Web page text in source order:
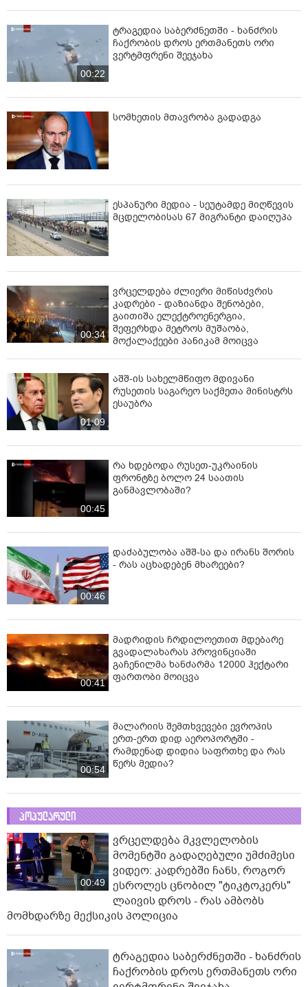
00:22
ტრაგედია საბერძნეთში - ხანძრის
ჩაქრობის დროს ერთმანეთს ორი
ვერტმფრენი შეეჯახა
სომხეთის მთავრობა გადადგა
ესპანური მედია - სეუტამდე მიღწევის
მცდელობისას 67 მიგრანტი დაიღუპა
00:34
ვრცელდება ძლიერი მიწისძვრის
კადრები - დაზიანდა შენობები,
გაითიშა ელექტროენერგია,
შეფერხდა მეტროს მუშაობა,
მოქალაქეები პანიკამ მოიცვა
01:09
აშშ-ის სახელმწიფო მდივანი
რუსეთის საგარეო საქმეთა მინისტრს
ესაუბრა
00:45
რა ხდებოდა რუსეთ-უკრაინის
ფრონტზე ბოლო 24 საათის
განმავლობაში?
00:46
დაძაბულობა აშშ-სა და ირანს შორის
- რას აცხადებენ მხარეები?
00:41
მადრიდის ჩრდილოეთით მდებარე
გვადალახარას პროვინციაში
გაჩენილმა ხანძარმა 12000 ჰექტარი
ფართობი მოიცვა
00:54
მალარიის შემთხვევები ევროპის
ერთ-ერთ დიდ აეროპორტში -
რამდენად დიდია საფრთხე და რას
წერს მედია?
პოპულარული
00:49
ვრცელდება მკვლელობის
მომენტში გადაღებული უმძიმესი
ვიდეო: კადრებში ჩანს, როგორ
ესროლეს ცნობილ "ტიკტოკერს"
ლაივის დროს - რას ამბობს
მომხდარზე მექსიკის პოლიცია
ტრაგედია საბერძნეთში - ხანძრის
ჩაქრობის დროს ერთმანეთს ორი